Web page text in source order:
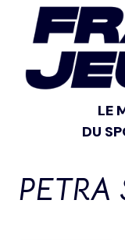
LE
DU
PETRA